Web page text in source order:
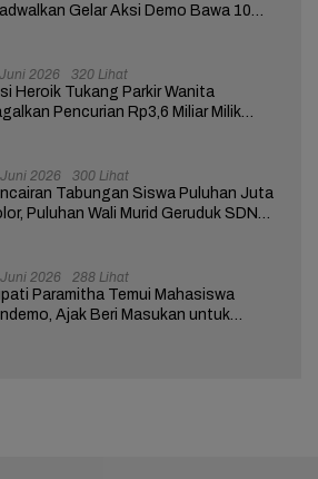
Gelar Aksi Demo Bawa 10
2026 320 Lihat
Heroik Tukang Parkir Wanita
Pencurian Rp3,6 Miliar Milik
2026 300 Lihat
Tabungan Siswa Puluhan Juta
Puluhan Wali Murid Geruduk SDN
2026 288 Lihat
Paramitha Temui Mahasiswa
Ajak Beri Masukan untuk